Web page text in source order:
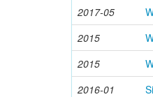
2017-05
2015
2015
2016-01